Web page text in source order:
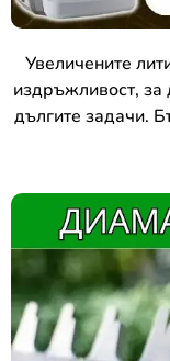
Увеличените
издръжливост,
дългите задачи.